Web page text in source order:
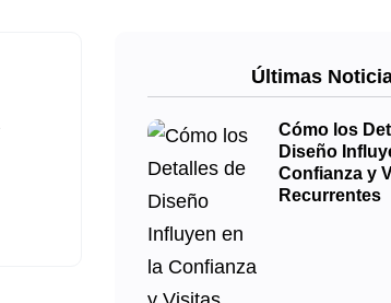
Últimas
Cómo los
Diseño
Confianza y
Recurrentes